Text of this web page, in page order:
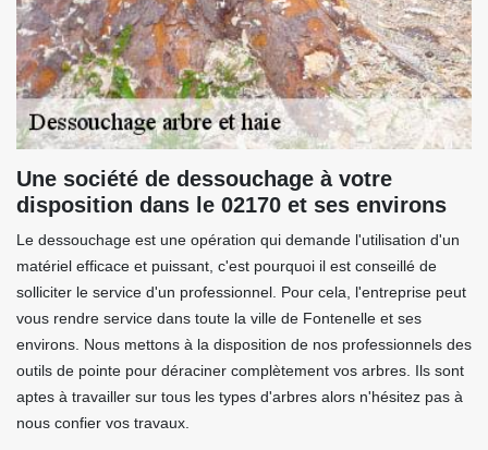
Une société de dessouchage à votre
disposition dans le 02170 et ses environs
Le dessouchage est une opération qui demande l'utilisation d'un
matériel efficace et puissant, c'est pourquoi il est conseillé de
solliciter le service d'un professionnel. Pour cela, l'entreprise peut
vous rendre service dans toute la ville de Fontenelle et ses
environs. Nous mettons à la disposition de nos professionnels des
outils de pointe pour déraciner complètement vos arbres. Ils sont
aptes à travailler sur tous les types d'arbres alors n'hésitez pas à
nous confier vos travaux.